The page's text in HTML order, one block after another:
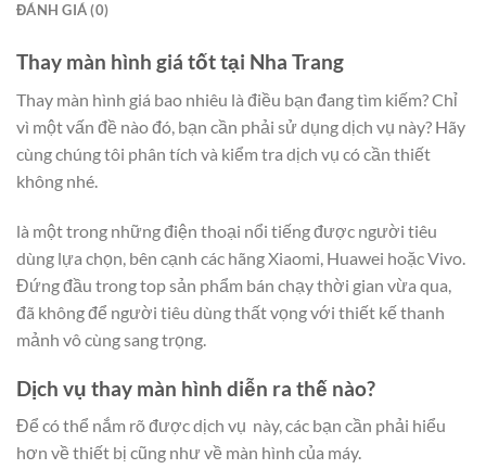
ĐÁNH GIÁ (0)
Thay màn hình giá tốt tại Nha Trang
Thay màn hình giá bao nhiêu là điều bạn đang tìm kiếm? Chỉ
vì một vấn đề nào đó, bạn cần phải sử dụng dịch vụ này? Hãy
cùng chúng tôi phân tích và kiểm tra dịch vụ có cần thiết
không nhé.
là một trong những điện thoại nổi tiếng được người tiêu
dùng lựa chọn, bên cạnh các hãng Xiaomi, Huawei hoặc Vivo.
Đứng đầu trong top sản phẩm bán chạy thời gian vừa qua,
đã không để người tiêu dùng thất vọng với thiết kế thanh
mảnh vô cùng sang trọng.
Dịch vụ thay màn hình diễn ra thế nào?
Để có thể nắm rõ được dịch vụ này, các bạn cần phải hiểu
hơn về thiết bị cũng như về màn hình của máy.